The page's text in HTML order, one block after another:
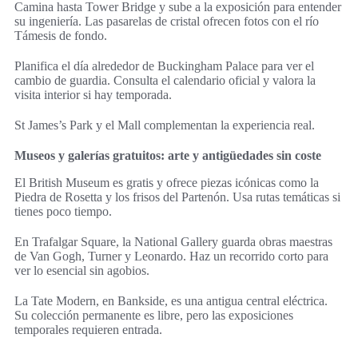
Camina hasta Tower Bridge y sube a la exposición para entender
su ingeniería. Las pasarelas de cristal ofrecen fotos con el río
Támesis de fondo.
Planifica el día alrededor de Buckingham Palace para ver el
cambio de guardia. Consulta el calendario oficial y valora la
visita interior si hay temporada.
St James’s Park y el Mall complementan la experiencia real.
Museos y galerías gratuitos: arte y antigüedades sin coste
El British Museum es gratis y ofrece piezas icónicas como la
Piedra de Rosetta y los frisos del Partenón. Usa rutas temáticas si
tienes poco tiempo.
En Trafalgar Square, la National Gallery guarda obras maestras
de Van Gogh, Turner y Leonardo. Haz un recorrido corto para
ver lo esencial sin agobios.
La Tate Modern, en Bankside, es una antigua central eléctrica.
Su colección permanente es libre, pero las exposiciones
temporales requieren entrada.